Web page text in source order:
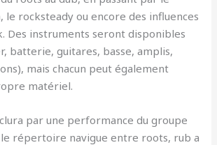
le rocksteady ou encore des influences
Des instruments seront disponibles
batterie, guitares, basse, amplis,
mais chacun peut également
matériel.
par une performance du groupe
répertoire navigue entre roots, rub a